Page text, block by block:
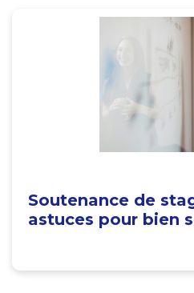
Soutenance de
astuces pour bien